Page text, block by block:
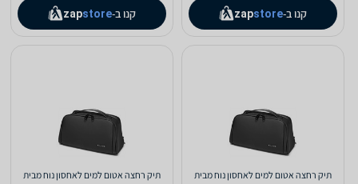
קנו ב- zapstore קנו ב- zapstore
תיק רחצה אטום למים לאחסון נוח מבית
תיק רחצה אטום למים לאחסון נוח מבית